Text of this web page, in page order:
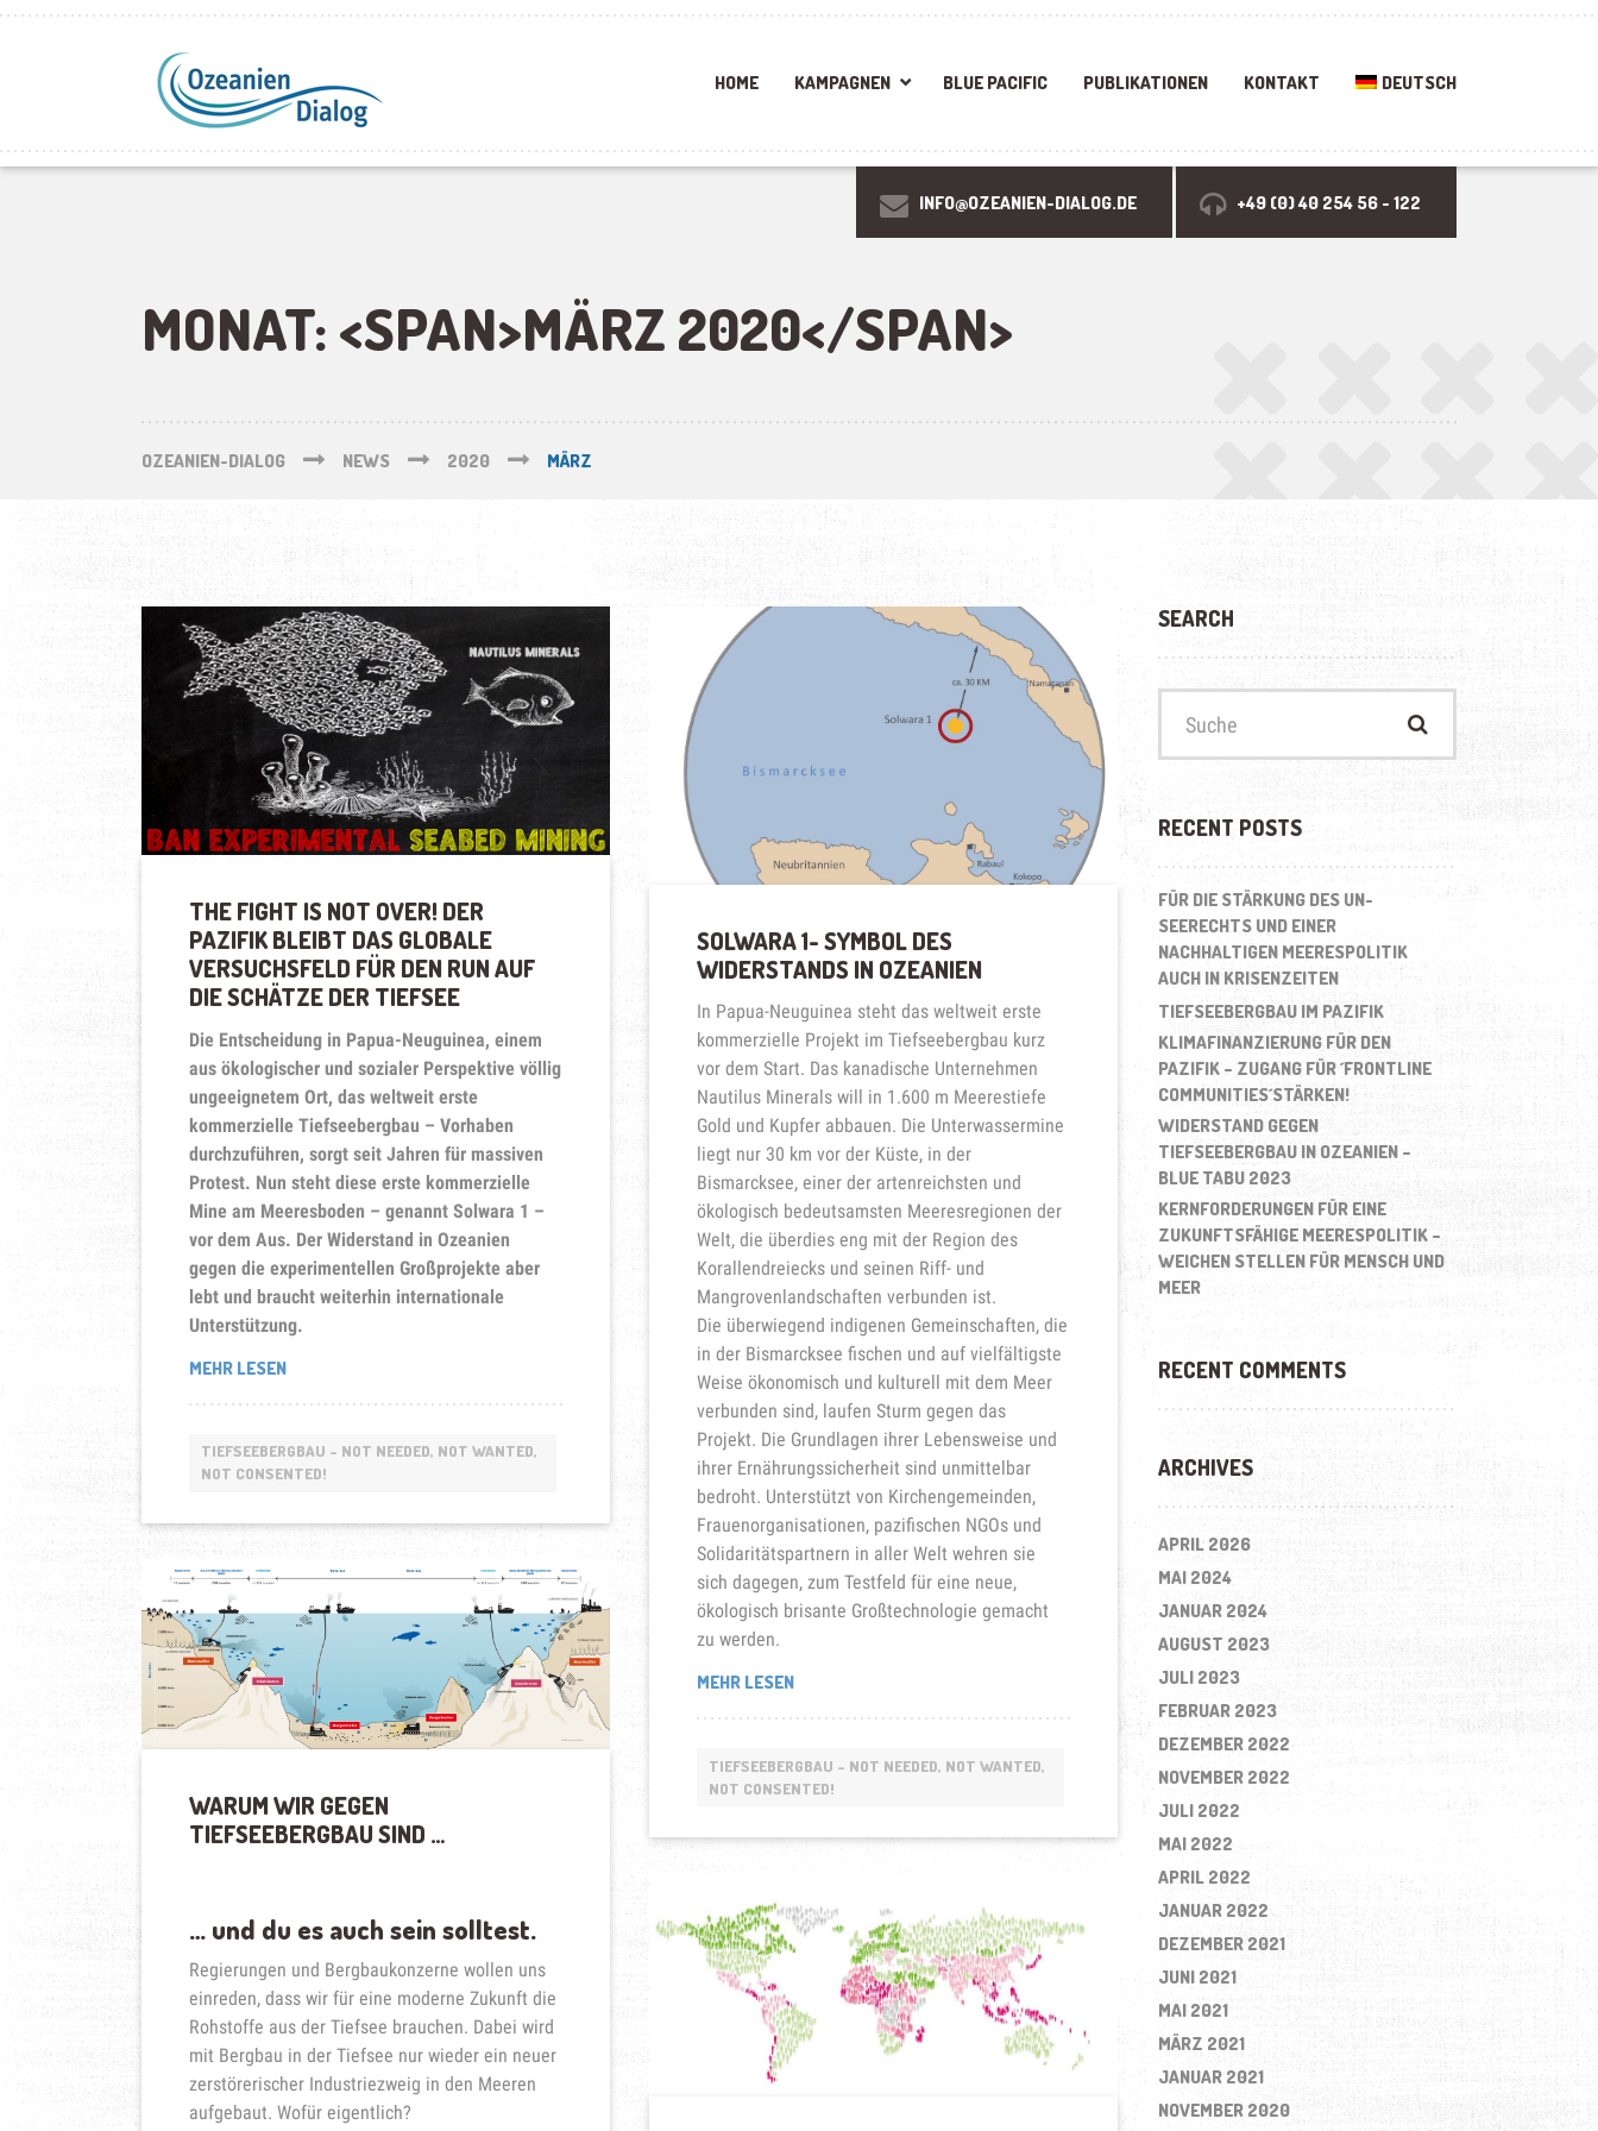
HOME KAMPAGNEN BLUE PACIFIC PUBLIKATIONEN KONTAKT DEUTSCH
INFO@OZEANIEN-DIALOG.DE +49 (0) 40 254 56 - 122
MONAT: <SPAN>MÄRZ 2020</SPAN>
OZEANIEN-DIALOG NEWS 2020 MÄRZ
THE FIGHT IS NOT OVER! DER
PAZIFIK BLEIBT DAS GLOBALE
VERSUCHSFELD FÜR DEN RUN AUF
DIE SCHÄTZE DER TIEFSEE
Die Entscheidung in Papua-Neuguinea, einem
aus ökologischer und sozialer Perspektive völlig
ungeeignetem Ort, das weltweit erste
kommerzielle Tiefseebergbau – Vorhaben
durchzuführen, sorgt seit Jahren für massiven
Protest. Nun steht diese erste kommerzielle
Mine am Meeresboden – genannt Solwara 1 –
vor dem Aus. Der Widerstand in Ozeanien
gegen die experimentellen Großprojekte aber
lebt und braucht weiterhin internationale
Unterstützung.
MEHR LESEN„THE
NOT
OVER!
PAZIFIK
BLEIBT
DAS
GLOBALE
VERSUCHSFELD
DEN
RUN
AUF
DER
TIEFSEE“
TIEFSEEBERGBAU - NOT NEEDED, NOT WANTED,
NOT CONSENTED!
SOLWARA 1- SYMBOL DES
WIDERSTANDS IN OZEANIEN
In Papua-Neuguinea steht das weltweit erste
kommerzielle Projekt im Tiefseebergbau kurz
vor dem Start. Das kanadische Unternehmen
Nautilus Minerals will in 1.600 m Meerestiefe
Gold und Kupfer abbauen. Die Unterwassermine
liegt nur 30 km vor der Küste, in der
Bismarcksee, einer der artenreichsten und
ökologisch bedeutsamsten Meeresregionen der
Welt, die überdies eng mit der Region des
Korallendreiecks und seinen Riff- und
Mangrovenlandschaften verbunden ist.
Die überwiegend indigenen Gemeinschaften, die
in der Bismarcksee fischen und auf vielfältigste
Weise ökonomisch und kulturell mit dem Meer
verbunden sind, laufen Sturm gegen das
Projekt. Die Grundlagen ihrer Lebensweise und
ihrer Ernährungssicherheit sind unmittelbar
bedroht. Unterstützt von Kirchengemeinden,
Frauenorganisationen, pazifischen NGOs und
Solidaritätspartnern in aller Welt wehren sie
sich dagegen, zum Testfeld für eine neue,
ökologisch brisante Großtechnologie gemacht
zu werden.
MEHR LESEN„SOLWARA
DES
WIDERSTANDS
OZEANIEN“
TIEFSEEBERGBAU - NOT NEEDED, NOT WANTED,
NOT CONSENTED!
WARUM WIR GEGEN
TIEFSEEBERGBAU SIND …
… und du es auch sein solltest.
Regierungen und Bergbaukonzerne wollen uns
einreden, dass wir für eine moderne Zukunft die
Rohstoffe aus der Tiefsee brauchen. Dabei wird
mit Bergbau in der Tiefsee nur wieder ein neuer
zerstörerischer Industriezweig in den Meeren
aufgebaut. Wofür eigentlich?
SEARCH
nach:
RECENT POSTS
FÜR DIE STÄRKUNG DES UN-
SEERECHTS UND EINER
NACHHALTIGEN MEERESPOLITIK
AUCH IN KRISENZEITEN
TIEFSEEBERGBAU IM PAZIFIK
KLIMAFINANZIERUNG FÜR DEN
PAZIFIK – ZUGANG FÜR ´FRONTLINE
COMMUNITIES´STÄRKEN!
WIDERSTAND GEGEN
TIEFSEEBERGBAU IN OZEANIEN –
BLUE TABU 2023
KERNFORDERUNGEN FÜR EINE
ZUKUNFTSFÄHIGE MEERESPOLITIK –
WEICHEN STELLEN FÜR MENSCH UND
MEER
RECENT COMMENTS
ARCHIVES
APRIL 2026
MAI 2024
JANUAR 2024
AUGUST 2023
JULI 2023
FEBRUAR 2023
DEZEMBER 2022
NOVEMBER 2022
JULI 2022
MAI 2022
APRIL 2022
JANUAR 2022
DEZEMBER 2021
JUNI 2021
MAI 2021
MÄRZ 2021
JANUAR 2021
NOVEMBER 2020